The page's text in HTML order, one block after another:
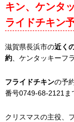
キン、ケンタ
ライドチキン
滋賀県長浜市の近く
約 、ケンタッキーフ
フライドチキンの予
番号0749-68-2121ま
クリスマスの主役、